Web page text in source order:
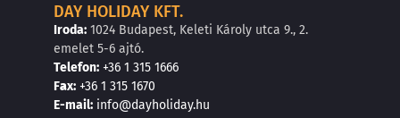
DAY HOLIDAY KFT.
Iroda: 1024 Budapest, Keleti Károly utca 9., 2.
emelet 5-6 ajtó.
Telefon: +36 1 315 1666
Fax: +36 1 315 1670
E-mail: info@dayholiday.hu